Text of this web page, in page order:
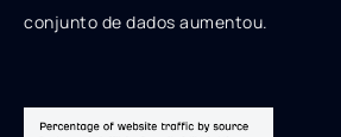
conjunto de dados aumentou.